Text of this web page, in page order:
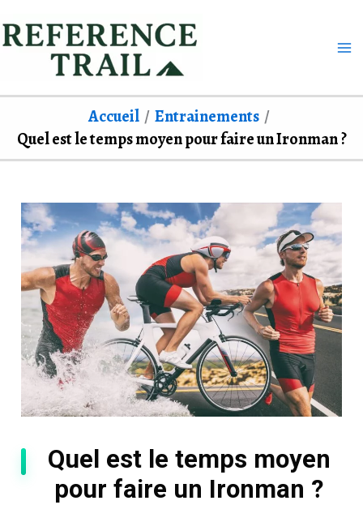
au
Accueil
Entrainements
Quel est le temps moyen pour faire un Ironman ?
Quel est le temps moyen
pour faire un Ironman ?